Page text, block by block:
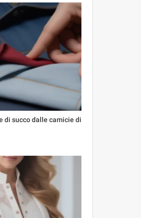
di succo dalle camicie di